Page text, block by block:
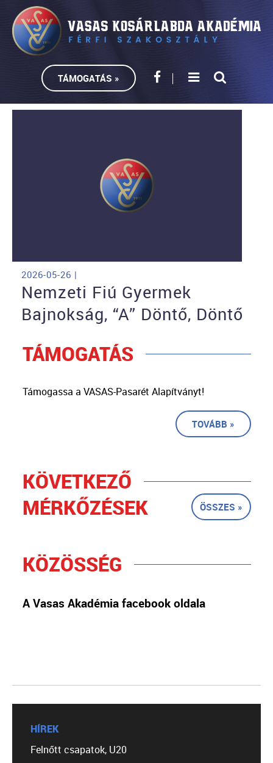
TÁMOGATÁS »
2026-05-26 |
Nemzeti Fiú Gyermek
Bajnokság, “A” Döntő, Döntő
TÁMOGATÁS
Támogassa a VASAS-Pasarét Alapítványt!
TOVÁBB »
KÖVETKEZŐ
MÉRKŐZÉSEK
ÖSSZES »
KÖZÖSSÉG
A Vasas Akadémia facebook oldala
HÍREK
Felnőtt csapatok, U20